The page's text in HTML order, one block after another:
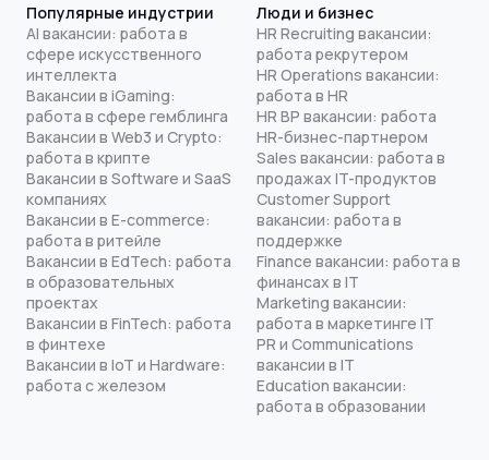
Популярные индустрии
AI вакансии: работа в
сфере искусственного
интеллекта
Вакансии в iGaming:
работа в сфере гемблинга
Вакансии в Web3 и Crypto:
работа в крипте
Вакансии в Software и SaaS
компаниях
Вакансии в E-commerce:
работа в ритейле
Вакансии в EdTech: работа
в образовательных
проектах
Вакансии в FinTech: работа
в финтехе
Вакансии в IoT и Hardware:
работа с железом
Люди и бизнес
HR Recruiting вакансии:
работа рекрутером
HR Operations вакансии:
работа в HR
HR BP вакансии: работа
HR-бизнес-партнером
Sales вакансии: работа в
продажах IT-продуктов
Customer Support
вакансии: работа в
поддержке
Finance вакансии: работа в
финансах в IT
Marketing вакансии:
работа в маркетинге IT
PR и Communications
вакансии в IT
Education вакансии:
работа в образовании